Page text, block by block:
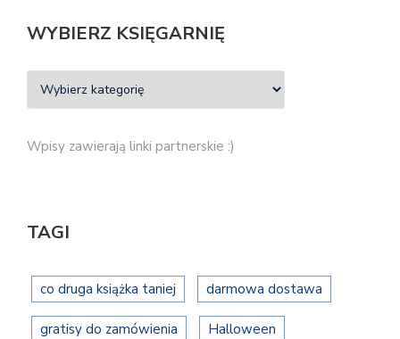
WYBIERZ KSIĘGARNIĘ
Wpisy zawierają linki partnerskie :)
TAGI
co druga książka taniej darmowa dostawa
gratisy do zamówienia Halloween